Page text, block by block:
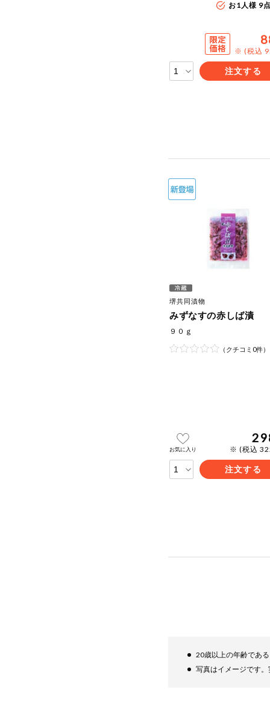
お1人様 9
※ (税込
注文する
堺共同漬物
みずなすの赤しば漬
９０ｇ
（クチコミ0件）
お気に入り ※ (税込
注文する
20歳以上の年齢であ
写真はイメージです